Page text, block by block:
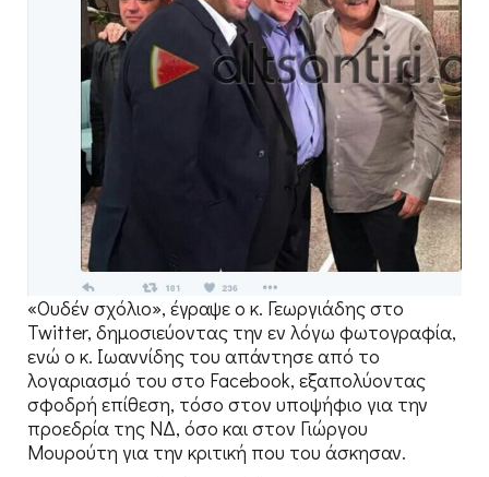
«Ουδέν σχόλιο», έγραψε ο κ. Γεωργιάδης στο
Twitter, δημοσιεύοντας την εν λόγω φωτογραφία,
ενώ ο κ. Ιωαννίδης του απάντησε από το
λογαριασμό του στο Facebook, εξαπολύοντας
σφοδρή επίθεση, τόσο στον υποψήφιο για την
προεδρία της ΝΔ, όσο και στον Γιώργου
Μουρούτη για την κριτική που του άσκησαν.